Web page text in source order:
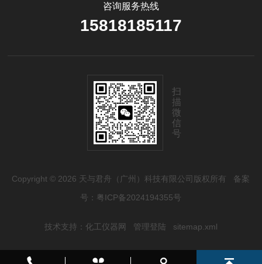
咨询服务热线
15818185117
扫
描
微
信
号
Copyright © 2026 天与君舟（广州）科技有限公司版权所有 备案
号：粤ICP备2024194355号
技术支持： 化工仪器网 管理登陆 sitemap.xml